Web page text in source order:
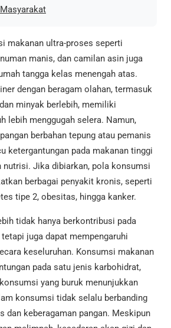
makanan ultra-proses seperti
manis, dan camilan asin juga
tangga kelas menengah atas.
dengan beragam olahan, termasuk
minyak berlebih, memiliki
lebih menggugah selera. Namun,
berbahan tepung atau pemanis
ketergantungan pada makanan tinggi
nutrisi. Jika dibiarkan, pola konsumsi
berbagai penyakit kronis, seperti
tipe 2, obesitas, hingga kanker.
tidak hanya berkontribusi pada
tetapi juga dapat mempengaruhi
keseluruhan. Konsumsi makanan
pada satu jenis karbohidrat,
yang buruk menunjukkan
konsumsi tidak selalu berbanding
dan keberagaman pangan. Meskipun